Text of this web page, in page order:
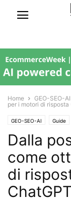
Home GEO-SEO-AI
per i motori di risposta
GEO-SEO-AI Guide
Dalla
come
di